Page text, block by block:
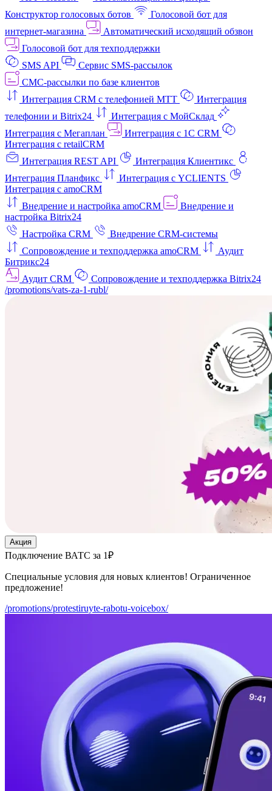
Конструктор голосовых ботов
Голосовой бот для
интернет‑магазина
Автоматический исходящий обзвон
Голосовой бот для техподдержки
SMS API
Сервис SMS-рассылок
СМС-рассылки по базе клиентов
Интеграция CRM с телефонией МТТ
Интеграция
телефонии и Bitrix24
Интеграция с МойСклад
Интеграция с Мегаплан
Интеграция с 1C CRM
Интеграция с retailCRM
Интеграция REST API
Интеграция Клиентикс
Интеграция Планфикс
Интеграция с YCLIENTS
Интеграция с amoCRM
Внедрение и настройка amoCRM
Внедрение и
настройка Bitrix24
Настройка CRM
Внедрение CRM-системы
Сопровождение и техподдержка amoCRM
Аудит
Битрикс24
Аудит CRM
Сопровождение и техподдержка Bitrix24
/promotions/vats-za-1-rubl/
Акция
Подключение ВАТС за 1₽
Специальные условия для новых клиентов! Ограниченное
предложение!
/promotions/protestiruyte-rabotu-voicebox/